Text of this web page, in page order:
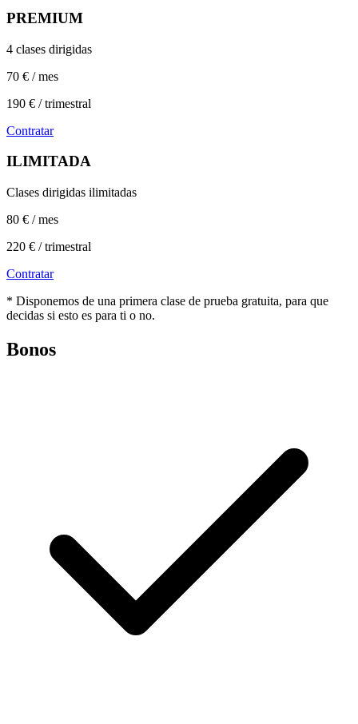
PREMIUM
4 clases dirigidas
70 € / mes
190 € / trimestral
Contratar
ILIMITADA
Clases dirigidas ilimitadas
80 € / mes
220 € / trimestral
Contratar
* Disponemos de una primera clase de prueba gratuita, para que
decidas si esto es para ti o no.
Bonos